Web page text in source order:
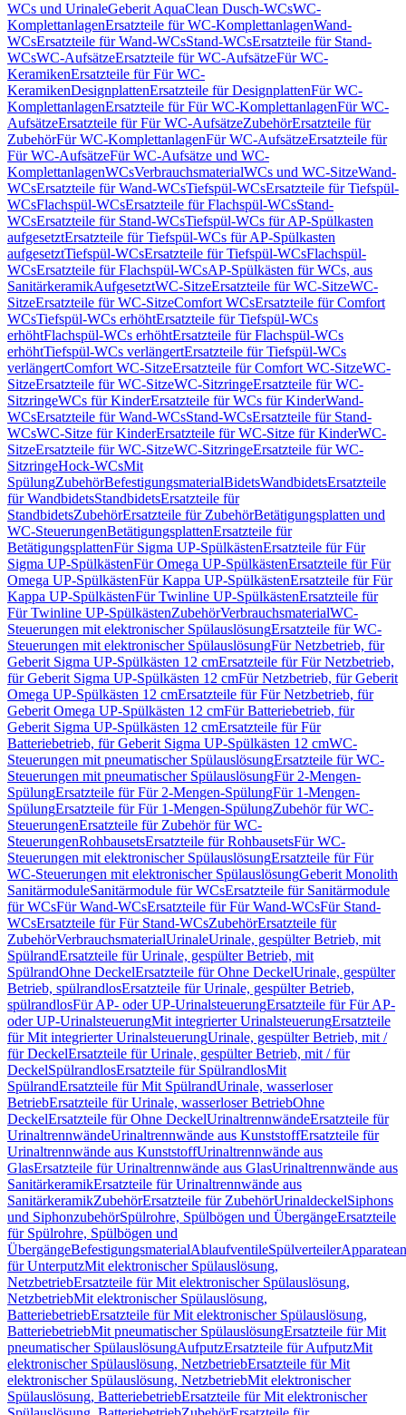
WCs und UrinaleGeberit AquaClean Dusch-WCsWC-
KomplettanlagenErsatzteile für WC-KomplettanlagenWand-
WCsErsatzteile für Wand-WCsStand-WCsErsatzteile für Stand-
WCsWC-AufsätzeErsatzteile für WC-AufsätzeFür WC-
KeramikenErsatzteile für Für WC-
KeramikenDesignplattenErsatzteile für DesignplattenFür WC-
KomplettanlagenErsatzteile für Für WC-KomplettanlagenFür WC-
AufsätzeErsatzteile für Für WC-AufsätzeZubehörErsatzteile für
ZubehörFür WC-KomplettanlagenFür WC-AufsätzeErsatzteile für
Für WC-AufsätzeFür WC-Aufsätze und WC-
KomplettanlagenWCsVerbrauchsmaterialWCs und WC-SitzeWand-
WCsErsatzteile für Wand-WCsTiefspül-WCsErsatzteile für Tiefspül-
WCsFlachspül-WCsErsatzteile für Flachspül-WCsStand-
WCsErsatzteile für Stand-WCsTiefspül-WCs für AP-Spülkasten
aufgesetztErsatzteile für Tiefspül-WCs für AP-Spülkasten
aufgesetztTiefspül-WCsErsatzteile für Tiefspül-WCsFlachspül-
WCsErsatzteile für Flachspül-WCsAP-Spülkästen für WCs, aus
SanitärkeramikAufgesetztWC-SitzeErsatzteile für WC-SitzeWC-
SitzeErsatzteile für WC-SitzeComfort WCsErsatzteile für Comfort
WCsTiefspül-WCs erhöhtErsatzteile für Tiefspül-WCs
erhöhtFlachspül-WCs erhöhtErsatzteile für Flachspül-WCs
erhöhtTiefspül-WCs verlängertErsatzteile für Tiefspül-WCs
verlängertComfort WC-SitzeErsatzteile für Comfort WC-SitzeWC-
SitzeErsatzteile für WC-SitzeWC-SitzringeErsatzteile für WC-
SitzringeWCs für KinderErsatzteile für WCs für KinderWand-
WCsErsatzteile für Wand-WCsStand-WCsErsatzteile für Stand-
WCsWC-Sitze für KinderErsatzteile für WC-Sitze für KinderWC-
SitzeErsatzteile für WC-SitzeWC-SitzringeErsatzteile für WC-
SitzringeHock-WCsMit
SpülungZubehörBefestigungsmaterialBidetsWandbidetsErsatzteile
für WandbidetsStandbidetsErsatzteile für
StandbidetsZubehörErsatzteile für ZubehörBetätigungsplatten und
WC-SteuerungenBetätigungsplattenErsatzteile für
BetätigungsplattenFür Sigma UP-SpülkästenErsatzteile für Für
Sigma UP-SpülkästenFür Omega UP-SpülkästenErsatzteile für Für
Omega UP-SpülkästenFür Kappa UP-SpülkästenErsatzteile für Für
Kappa UP-SpülkästenFür Twinline UP-SpülkästenErsatzteile für
Für Twinline UP-SpülkästenZubehörVerbrauchsmaterialWC-
Steuerungen mit elektronischer SpülauslösungErsatzteile für WC-
Steuerungen mit elektronischer SpülauslösungFür Netzbetrieb, für
Geberit Sigma UP-Spülkästen 12 cmErsatzteile für Für Netzbetrieb,
für Geberit Sigma UP-Spülkästen 12 cmFür Netzbetrieb, für Geberit
Omega UP-Spülkästen 12 cmErsatzteile für Für Netzbetrieb, für
Geberit Omega UP-Spülkästen 12 cmFür Batteriebetrieb, für
Geberit Sigma UP-Spülkästen 12 cmErsatzteile für Für
Batteriebetrieb, für Geberit Sigma UP-Spülkästen 12 cmWC-
Steuerungen mit pneumatischer SpülauslösungErsatzteile für WC-
Steuerungen mit pneumatischer SpülauslösungFür 2-Mengen-
SpülungErsatzteile für Für 2-Mengen-SpülungFür 1-Mengen-
SpülungErsatzteile für Für 1-Mengen-SpülungZubehör für WC-
SteuerungenErsatzteile für Zubehör für WC-
SteuerungenRohbausetsErsatzteile für RohbausetsFür WC-
Steuerungen mit elektronischer SpülauslösungErsatzteile für Für
WC-Steuerungen mit elektronischer SpülauslösungGeberit Monolith
SanitärmoduleSanitärmodule für WCsErsatzteile für Sanitärmodule
für WCsFür Wand-WCsErsatzteile für Für Wand-WCsFür Stand-
WCsErsatzteile für Für Stand-WCsZubehörErsatzteile für
ZubehörVerbrauchsmaterialUrinaleUrinale, gespülter Betrieb, mit
SpülrandErsatzteile für Urinale, gespülter Betrieb, mit
SpülrandOhne DeckelErsatzteile für Ohne DeckelUrinale, gespülter
Betrieb, spülrandlosErsatzteile für Urinale, gespülter Betrieb,
spülrandlosFür AP- oder UP-UrinalsteuerungErsatzteile für Für AP-
oder UP-UrinalsteuerungMit integrierter UrinalsteuerungErsatzteile
für Mit integrierter UrinalsteuerungUrinale, gespülter Betrieb, mit /
für DeckelErsatzteile für Urinale, gespülter Betrieb, mit / für
DeckelSpülrandlosErsatzteile für SpülrandlosMit
SpülrandErsatzteile für Mit SpülrandUrinale, wasserloser
BetriebErsatzteile für Urinale, wasserloser BetriebOhne
DeckelErsatzteile für Ohne DeckelUrinaltrennwändeErsatzteile für
UrinaltrennwändeUrinaltrennwände aus KunststoffErsatzteile für
Urinaltrennwände aus KunststoffUrinaltrennwände aus
GlasErsatzteile für Urinaltrennwände aus GlasUrinaltrennwände aus
SanitärkeramikErsatzteile für Urinaltrennwände aus
SanitärkeramikZubehörErsatzteile für ZubehörUrinaldeckelSiphons
und SiphonzubehörSpülrohre, Spülbögen und ÜbergängeErsatzteile
für Spülrohre, Spülbögen und
ÜbergängeBefestigungsmaterialAblaufventileSpülverteiler
für UnterputzMit elektronischer Spülauslösung,
NetzbetriebErsatzteile für Mit elektronischer Spülauslösung,
NetzbetriebMit elektronischer Spülauslösung,
BatteriebetriebErsatzteile für Mit elektronischer Spülauslösung,
BatteriebetriebMit pneumatischer SpülauslösungErsatzteile für Mit
pneumatischer SpülauslösungAufputzErsatzteile für AufputzMit
elektronischer Spülauslösung, NetzbetriebErsatzteile für Mit
elektronischer Spülauslösung, NetzbetriebMit elektronischer
Spülauslösung, BatteriebetriebErsatzteile für Mit elektronischer